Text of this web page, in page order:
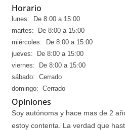
Horario
lunes: De 8:00 a 15:00
martes: De 8:00 a 15:00
miércoles: De 8:00 a 15:00
jueves: De 8:00 a 15:00
viernes: De 8:00 a 15:00
sábado: Cerrado
domingo: Cerrado
Opiniones
Soy autónoma y hace mas de 2
estoy contenta. La verdad que